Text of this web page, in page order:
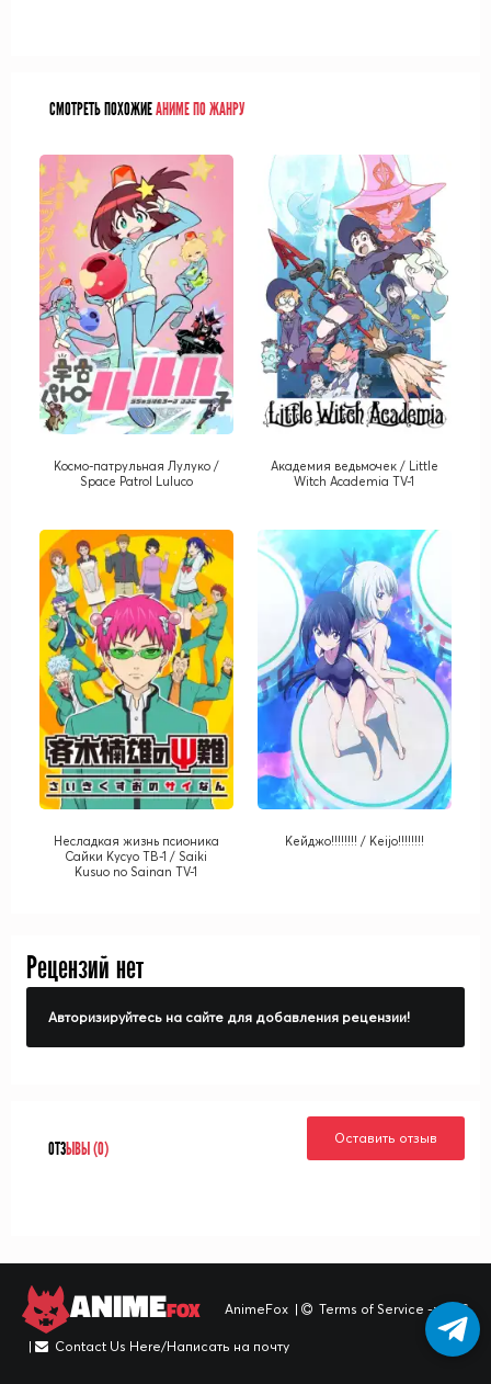
СМОТРЕТЬ ПОХОЖИЕАНИМЕ ПО ЖАНРУ
Космо-патрульная Лулуко /
Space Patrol Luluco
Академия ведьмочек / Little
Witch Academia TV-1
Несладкая жизнь псионика
Сайки Кусуо ТВ-1 / Saiki
Kusuo no Sainan TV-1
Кейджо!!!!!!!! / Keijo!!!!!!!!
Рецензий нет
Авторизируйтесь на сайте для добавления рецензии!
ОТЗЫВЫ (0)
Оставить отзыв
ANIMEFOX AnimeFox | Terms of Service -> TOS
| Contact Us Here/Написать на почту